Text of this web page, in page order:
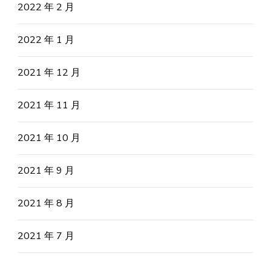
2022 年 2 月
2022 年 1 月
2021 年 12 月
2021 年 11 月
2021 年 10 月
2021 年 9 月
2021 年 8 月
2021 年 7 月